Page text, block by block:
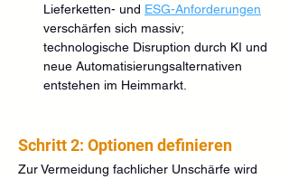
Lieferketten- und ESG-Anforderungen
verschärfen sich massiv;
technologische Disruption durch KI und
neue Automatisierungsalternativen
entstehen im Heimmarkt.
Schritt 2: Optionen definieren
Zur Vermeidung fachlicher Unschärfe wird